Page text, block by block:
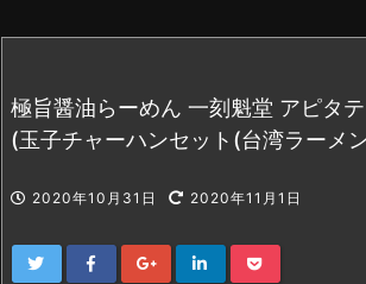
極旨醤油らーめん 一刻魁堂 アピタ
(玉子チャーハンセット(台湾ラーメ
2020年10月31日 2020年11月1日